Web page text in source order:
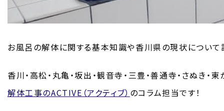
お風呂の解体に関する基本知識や香川県の現状について
香川・高松・丸亀・坂出・観音寺・三豊・善通寺・さぬき・
解体工事のACTIVE（アクティブ） のコラム担当です！